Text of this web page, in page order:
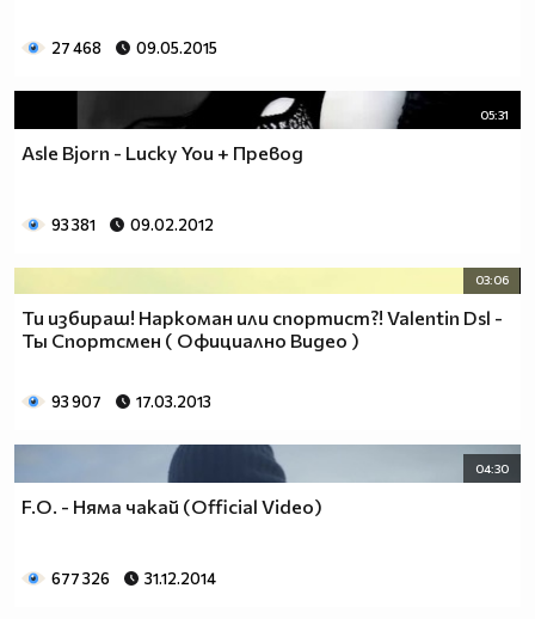
27 468 09.05.2015
05:31
Asle Bjorn - Lucky You + Превод
93 381 09.02.2012
03:06
Ти избираш! Наркоман или спортист?! Valentin Dsl -
Ты Спортсмен ( Официално Видео )
93 907 17.03.2013
04:30
F.O. - Няма чакай (Official Video)
677 326 31.12.2014